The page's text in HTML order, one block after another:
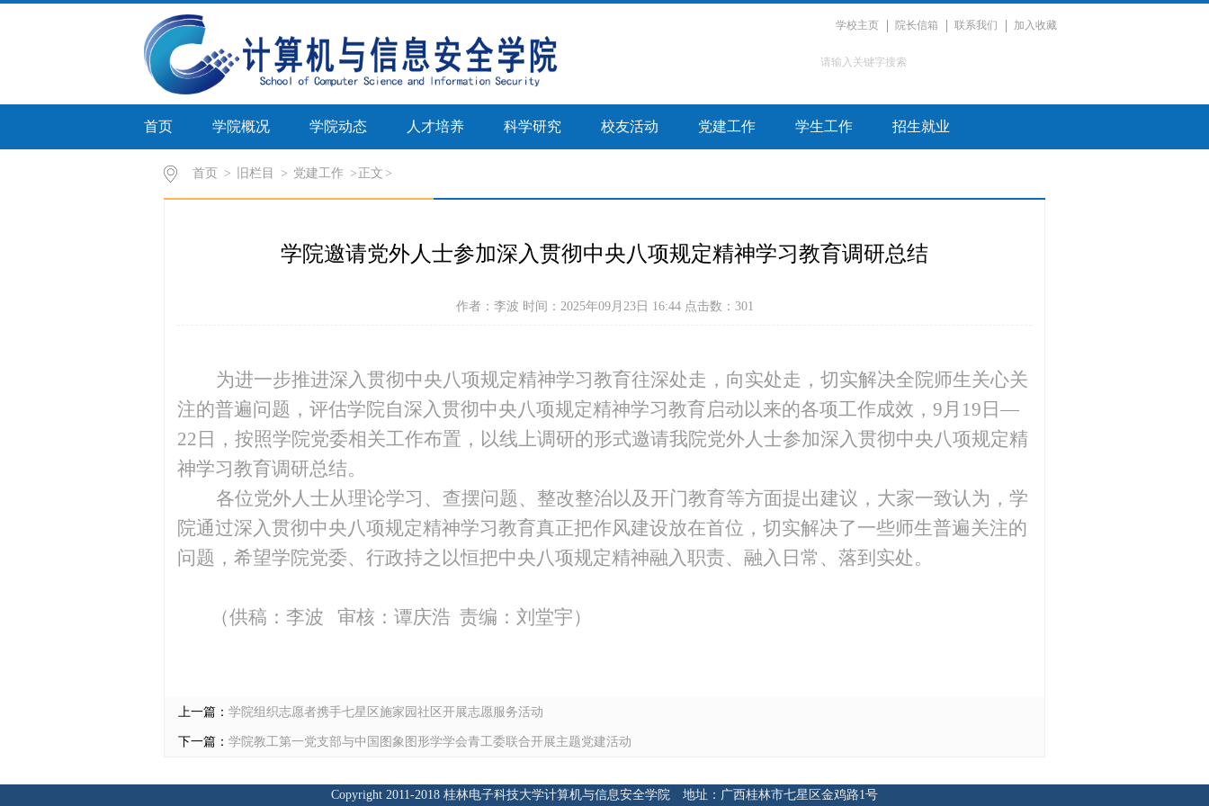
学校主页 院长信箱 联系我们 加入收藏
首页 学院概况 学院动态 人才培养 科学研究 校友活动 党建工作 学生工作 招生就业
首页 > 旧栏目 > 党建工作 > 正文
学院邀请党外人士参加深入贯彻中央八项规定精神学习教育调研总结
作者：李波 时间：2025年09月23日 16:44 点击数： 301
为进一步推进深入贯彻中央八项规定精神学习教育往深处走，向实处走，切实解决全院师生关心关
注的普遍问题，评估学院自深入贯彻中央八项规定精神学习教育启动以来的各项工作成效， 9月19日—
22日，按照学院党委相关工作布置， 以线上调研的形式邀请我院党外人士参加深入贯彻中央八项规定精
神学习教育调研总结。
各位党外人士从理论学习、查摆问题、整改整治以及开门教育等方面提出建议，大家一致认为，学
院通过深入贯彻中央八项规定精神学习教育真正把作风建设放在首位，切实解决了一些师生普遍关注的
问题，希望学院党委、行政持之以恒把中央八项规定精神融入职责、融入日常、落到实处。
（供稿：李波 审核：谭庆浩 责编：刘堂宇）
上一篇： 学院组织志愿者携手七星区施家园社区开展志愿服务活动
下一篇： 学院教工第一党支部与中国图象图形学学会青工委联合开展主题党建活动
Copyright 2011-2018 桂林电子科技大学计算机与信息安全学院 地址：广西桂林市七星区金鸡路1号